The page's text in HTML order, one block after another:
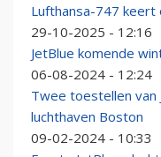
Lufthansa-747 keert
29-10-2025 - 12:16
JetBlue komende
06-08-2024 - 12:24
Twee toestellen van
luchthaven Boston
09-02-2024 - 10:33